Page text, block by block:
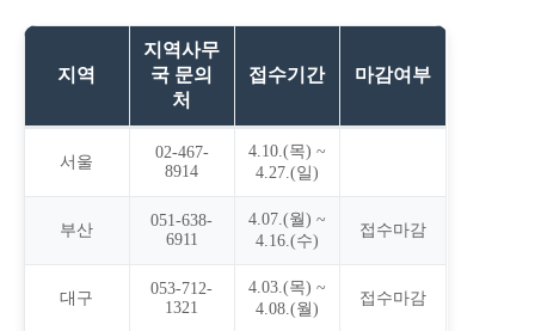
지역
지역사무
국 문의
처
접수기간 마감여부
서울
02-467-
8914
4.10.(목) ~
4.27.(일)
부산
051-638-
6911
4.07.(월) ~
4.16.(수)
접수마감
대구
053-712-
1321
4.03.(목) ~
4.08.(월)
접수마감